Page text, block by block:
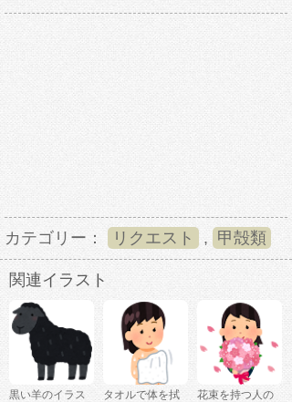
カテゴリー： リクエスト , 甲殻類
関連イラスト
黒い羊のイラス
タオルで体を拭
花束を持つ人の